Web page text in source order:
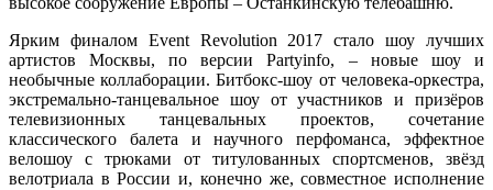
Ярким финалом Event Revolution 2017 стало шоу лучших
артистов Москвы, по версии Partyinfo, – новые шоу и
необычные коллаборации. Битбокс-шоу от человека-оркестра,
экстремально-танцевальное шоу от участников и призёров
телевизионных танцевальных проектов, сочетание
классического балета и научного перфоманса, эффектное
велошоу с трюками от титулованных спортсменов, звёзд
велотриала в России и, конечно же, совместное исполнение